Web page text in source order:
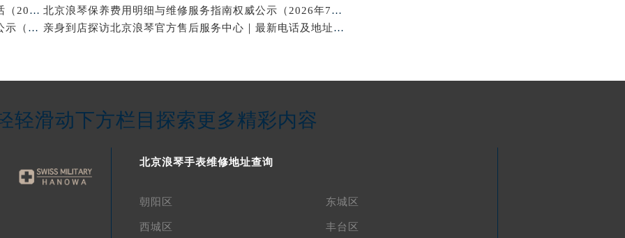
亲身探访北京浪琴官方售后服务中心｜网点地址与电话（2026年7月最新）
北京浪琴保养费用明细与维修服务指南权威公示（2026年7月最新）
北京浪琴保养维修中心专业手表保养与维修服务权威公示（2026年7月最新）
亲身到店探访北京浪琴官方售后服务中心｜最新电话及地址（2026年7月最新）
轻滑动下方栏目探索更多精彩内容
北京浪琴手表维修地址查询
朝阳区 东城区
西城区 丰台区